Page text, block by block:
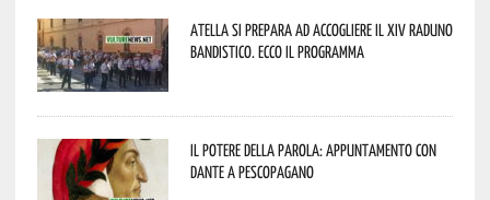
Atella si prepara ad accogliere il XIV Raduno
Bandistico. Ecco il programma
Il Potere della parola: appuntamento con
Dante a Pescopagano